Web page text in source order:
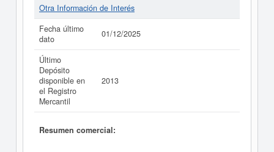
Otra Información de Interés
Fecha último
dato
01/12/2025
Último
Depósito
disponible en
el Registro
Mercantil
2013
Resumen comercial: